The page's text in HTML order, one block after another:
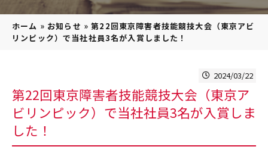
ホーム » お知らせ »第22回東京障害者技能競技大会（東京アビ
リンピック）で当社社員3名が入賞しました！
2024/03/22
第22回東京障害者技能競技大会（東京ア
ビリンピック）で当社社員3名が入賞しま
した！